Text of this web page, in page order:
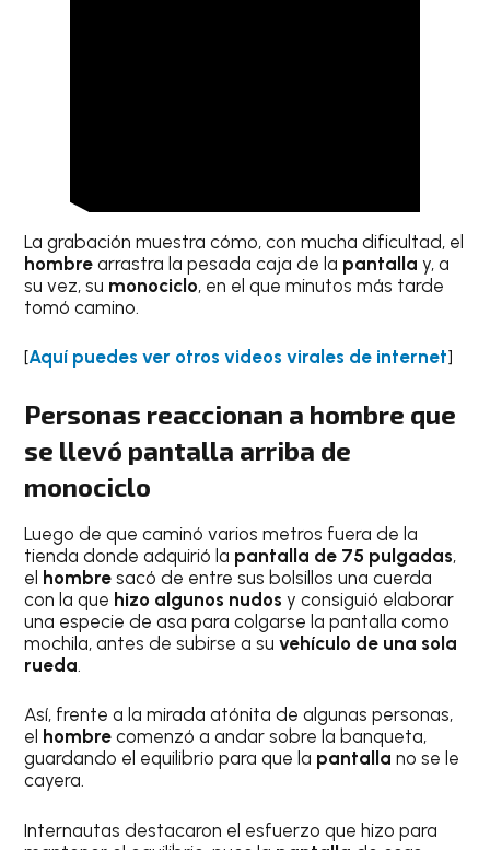
La grabación muestra cómo, con mucha dificultad, el
hombrearrastra la pesada caja de la pantallay, a
su vez, su monociclo, en el que minutos más tarde
tomó camino.
[Aquí puedes ver otros videos virales de internet]
Personas reaccionan a hombre que
se llevó pantalla arriba de
monociclo
Luego de que caminó varios metros fuera de la
tienda donde adquirió la pantalla de 75 pulgadas,
el hombresacó de entre sus bolsillos una cuerda
con la que hizo algunos nudos y consiguió elaborar
una especie de asa para colgarse la pantalla como
mochila, antes de subirse a suvehículo de una sola
rueda.
Así, frente a la mirada atónita de algunas personas,
el hombre comenzó a andar sobre la banqueta,
guardando el equilibrio para que la pantallano se le
cayera.
Internautas destacaron el esfuerzo que hizo para